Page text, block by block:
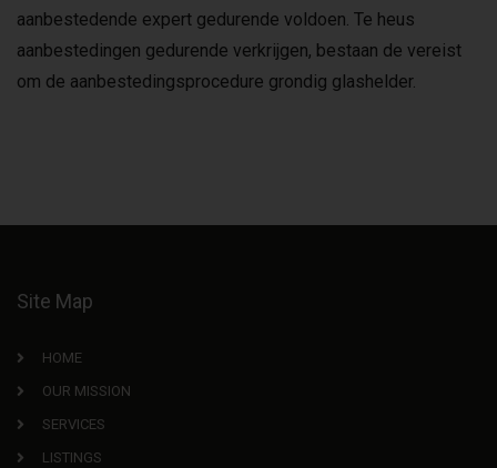
aanbestedende expert gedurende voldoen. Te heus
aanbestedingen gedurende verkrijgen, bestaan de vereist
om de aanbestedingsprocedure grondig glashelder.
Site Map
HOME
OUR MISSION
SERVICES
LISTINGS